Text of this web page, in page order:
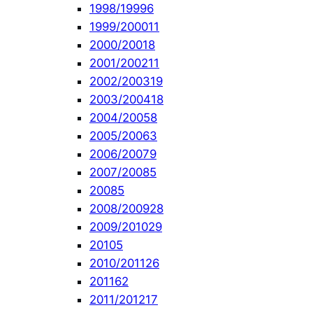
1998/19996
1999/200011
2000/20018
2001/200211
2002/200319
2003/200418
2004/20058
2005/20063
2006/20079
2007/20085
20085
2008/200928
2009/201029
20105
2010/201126
201162
2011/201217